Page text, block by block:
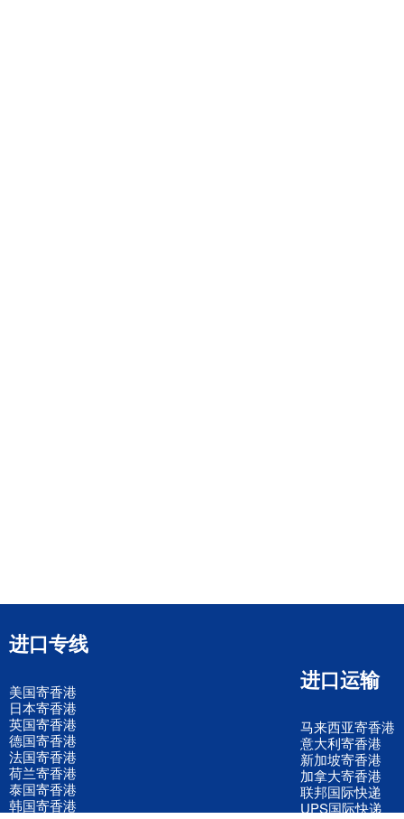
进口专线
美国寄香港
日本寄香港
英国寄香港
德国寄香港
法国寄香港
荷兰寄香港
泰国寄香港
韩国寄香港
进口运输
马来西亚寄香港
意大利寄香港
新加坡寄香港
加拿大寄香港
联邦国际快递
UPS国际快递